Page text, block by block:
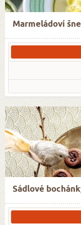
Marmeládoví
Sádlové